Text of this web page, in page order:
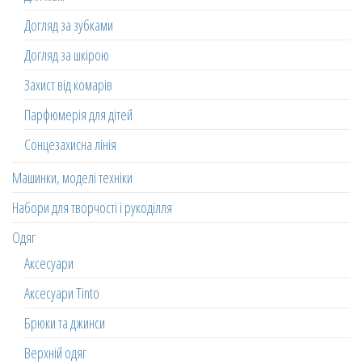
Догляд за зубками
Догляд за шкірою
Захист від комарів
Парфюмерія для дітей
Сонцезахисна лінія
Машинки, моделі техніки
Набори для творчості і рукоділля
Одяг
Аксесуари
Аксесуари Tinto
Брюки та джинси
Верхній одяг